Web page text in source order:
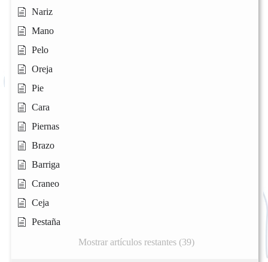
Nariz
Mano
Pelo
Oreja
Pie
Cara
Piernas
Brazo
Barriga
Craneo
Ceja
Pestaña
Mostrar artículos restantes (39)